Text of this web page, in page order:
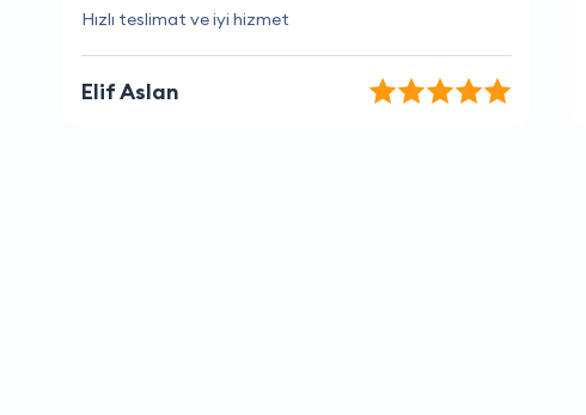
Yardımcı ve bilgili personel, teşekkürler.
Rüzgar Demirtaş